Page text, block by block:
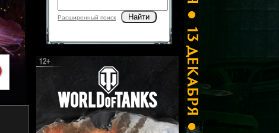
Расширенный поиск Найти